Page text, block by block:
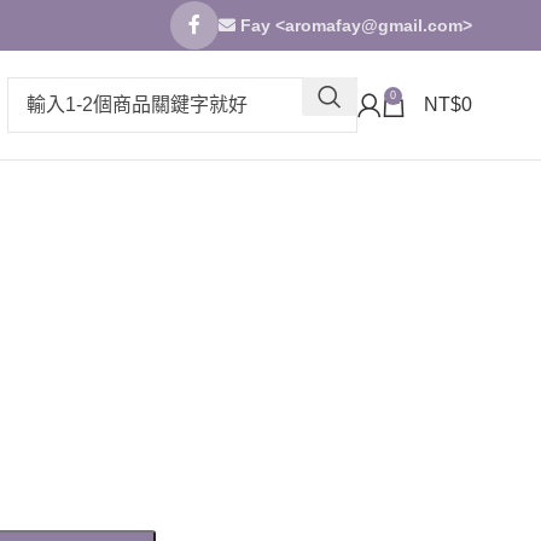
Fay <aromafay@gmail.com>
0 NT$0